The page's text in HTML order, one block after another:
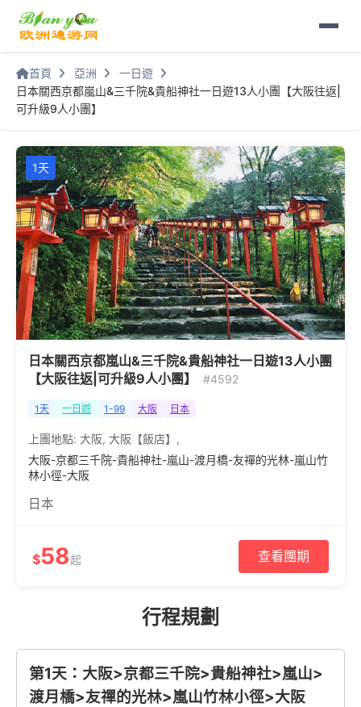
首頁 亞洲
一日遊
日本關西京都嵐山&三千院&貴船神社一日遊13人小團【大阪往返|
可升級9人小團】
1天
日本關西京都嵐山&三千院&貴船神社一日遊13人小團
【大阪往返|可升級9人小團】
#4592
1天 一日遊 1-99 大阪 日本
上團地點: 大阪, 大阪【飯店】 ,
大阪-京都三千院-貴船神社-嵐山-渡月橋-友禪的光林-嵐山竹
林小徑-大阪
日本
$58起 查看團期
行程規劃
第1天：大阪>京都三千院>貴船神社>嵐山>
渡月橋>友禪的光林>嵐山竹林小徑>大阪